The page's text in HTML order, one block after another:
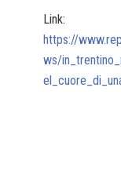
Link:
https://
ws/